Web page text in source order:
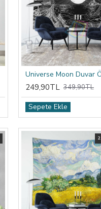
Universe Moon Duvar
249,90TL 349,90TL
Sepete Ekle